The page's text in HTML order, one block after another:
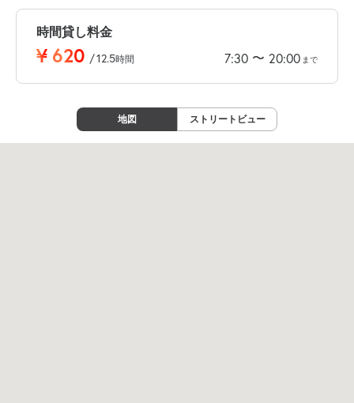
時間貸し料金
¥ 620 /12.5時間 7:30 〜 20:00 まで
地図 ストリートビュー